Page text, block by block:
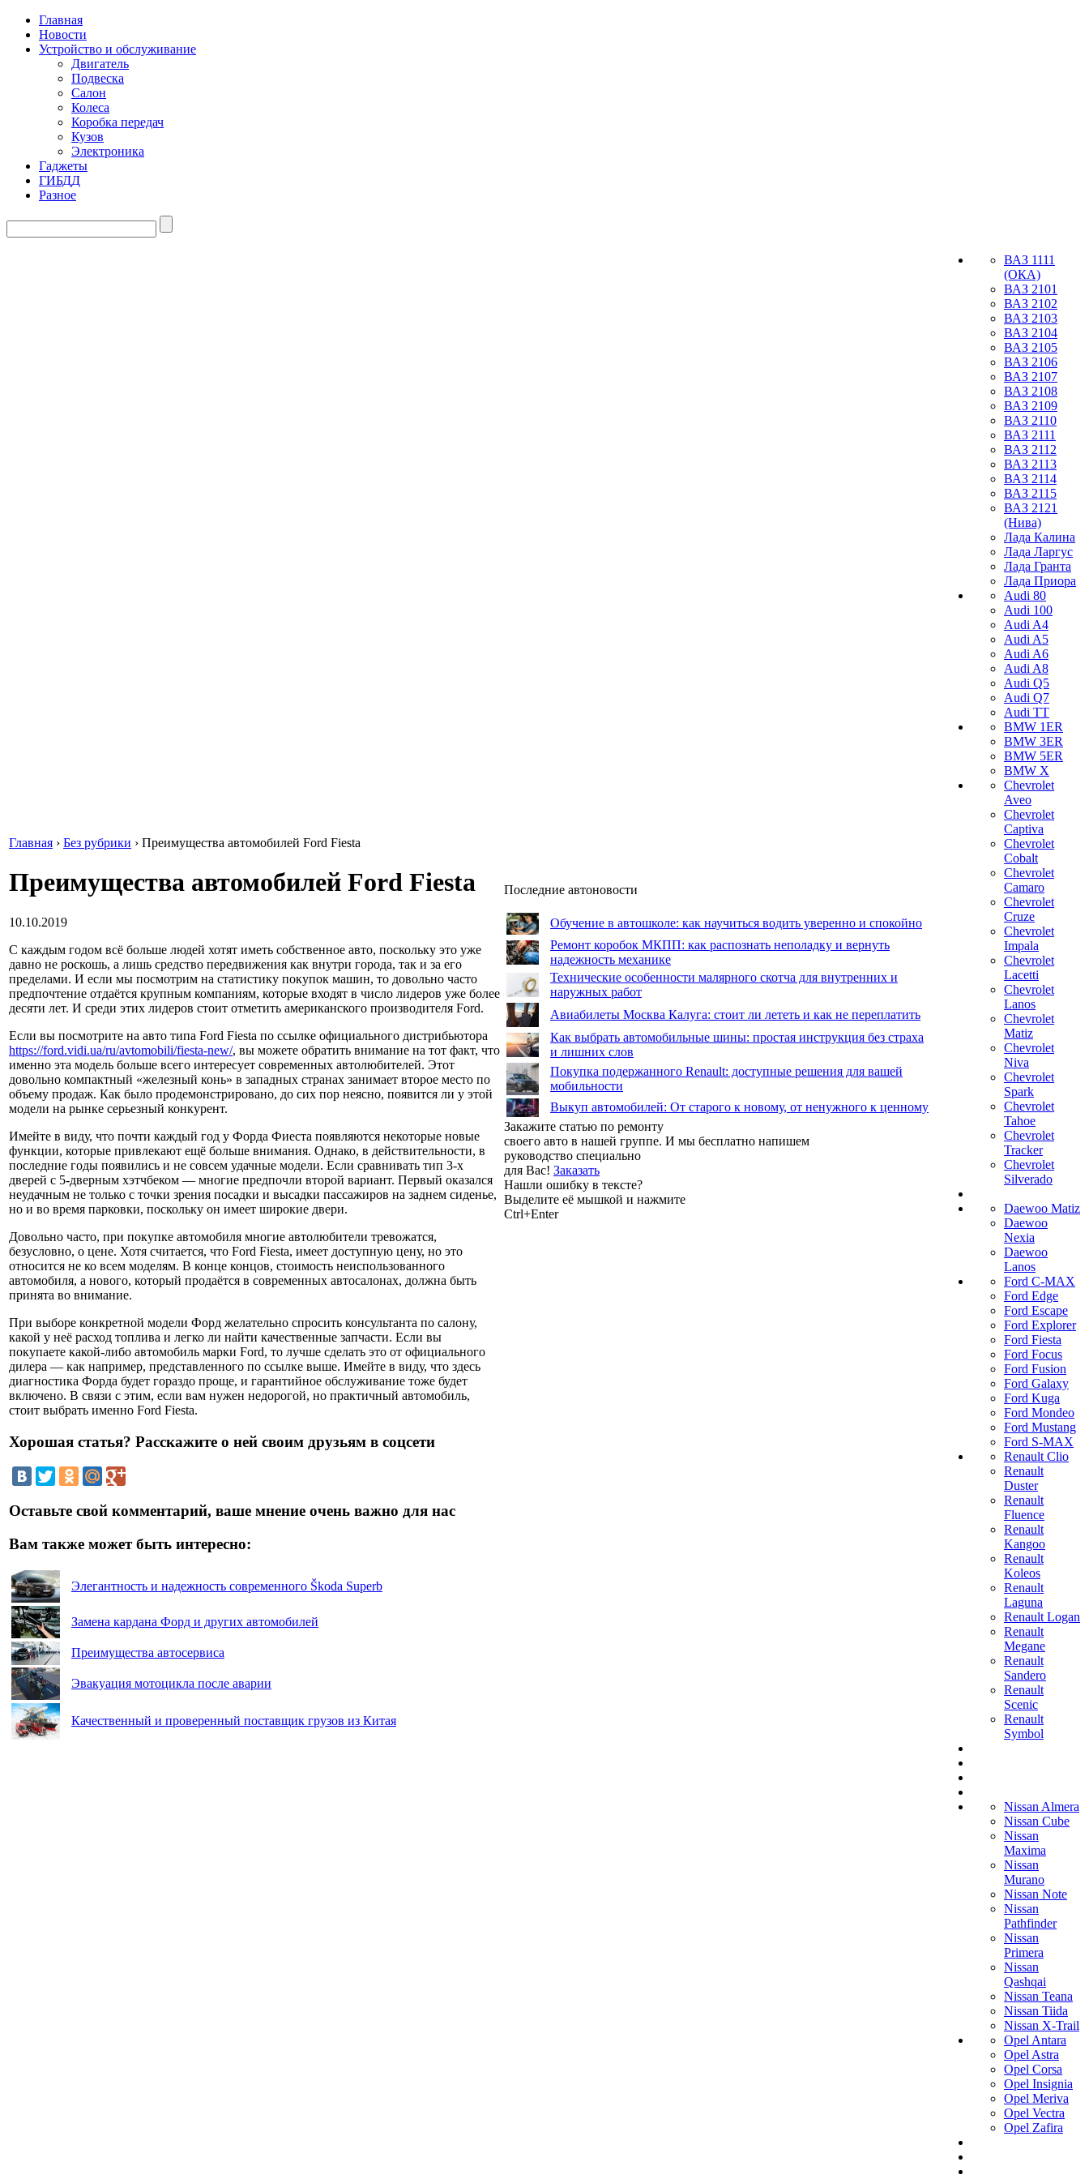
Главная
Новости
Устройство и обслуживание
Двигатель
Подвеска
Салон
Колеса
Коробка передач
Кузов
Электроника
Гаджеты
ГИБДД
Разное
Главная › Без рубрики › Преимущества автомобилей Ford Fiesta
Преимущества автомобилей Ford Fiesta
10.10.2019
С каждым годом всё больше людей хотят иметь собственное авто, поскольку это уже
давно не роскошь, а лишь средство передвижения как внутри города, так и за его
пределами. И если мы посмотрим на статистику покупок машин, то довольно часто
предпочтение отдаётся крупным компаниям, которые входят в число лидеров уже более
десяти лет. И среди этих лидеров стоит отметить американского производителя Ford.
Если вы посмотрите на авто типа Ford Fiesta по ссылке официального дистрибьютора
https://ford.vidi.ua/ru/avtomobili/fiesta-new/, вы можете обратить внимание на тот факт, что
именно эта модель больше всего интересует современных автолюбителей. Этот
довольно компактный «железный конь» в западных странах занимает второе место по
объему продаж. Как было продемонстрировано, до сих пор неясно, появится ли у этой
модели на рынке серьезный конкурент.
Имейте в виду, что почти каждый год у Форда Фиеста появляются некоторые новые
функции, которые привлекают ещё больше внимания. Однако, в действительности, в
последние годы появились и не совсем удачные модели. Если сравнивать тип 3-х
дверей с 5-дверным хэтчбеком — многие предпочли второй вариант. Первый оказался
неудачным не только с точки зрения посадки и высадки пассажиров на заднем сиденье,
но и во время парковки, поскольку он имеет широкие двери.
Довольно часто, при покупке автомобиля многие автолюбители тревожатся,
безусловно, о цене. Хотя считается, что Ford Fiesta, имеет доступную цену, но это
относится не ко всем моделям. В конце концов, стоимость неиспользованного
автомобиля, а нового, который продаётся в современных автосалонах, должна быть
принята во внимание.
При выборе конкретной модели Форд желательно спросить консультанта по салону,
какой у неё расход топлива и легко ли найти качественные запчасти. Если вы
покупаете какой-либо автомобиль марки Ford, то лучше сделать это от официального
дилера — как например, представленного по ссылке выше. Имейте в виду, что здесь
диагностика Форда будет гораздо проще, и гарантийное обслуживание тоже будет
включено. В связи с этим, если вам нужен недорогой, но практичный автомобиль,
стоит выбрать именно Ford Fiesta.
Хорошая статья? Расскажите о ней своим друзьям в соцсети
Оставьте свой комментарий, ваше мнение очень важно для нас
Вам также может быть интересно:
Элегантность и надежность современного Škoda Superb
Замена кардана Фoрд и других автомобилей
Преимущества автосервиса
Эвакуация мотоцикла после аварии
Качественный и проверенный поставщик грузов из Китая
Последние автоновости
Обучение в автошколе: как научиться водить уверенно и спокойно
Ремонт коробок МКПП: как распознать неполадку и вернуть
надежность механике
Технические особенности малярного скотча для внутренних и
наружных работ
Авиабилеты Москва Калуга: стоит ли лететь и как не переплатить
Как выбрать автомобильные шины: простая инструкция без страха
и лишних слов
Покупка подержанного Renault: доступные решения для вашей
мобильности
Выкуп автомобилей: От старого к новому, от ненужного к ценному
Закажите статью по ремонту
своего авто в нашей группе. И мы бесплатно напишем
руководство специально
для Вас! Заказать
Нашли ошибку в тексте?
Выделите её мышкой и нажмите
Ctrl+Enter
ВАЗ 1111
(ОКА)
ВАЗ 2101
ВАЗ 2102
ВАЗ 2103
ВАЗ 2104
ВАЗ 2105
ВАЗ 2106
ВАЗ 2107
ВАЗ 2108
ВАЗ 2109
ВАЗ 2110
ВАЗ 2111
ВАЗ 2112
ВАЗ 2113
ВАЗ 2114
ВАЗ 2115
ВАЗ 2121
(Нива)
Лада Калина
Лада Ларгус
Лада Гранта
Лада Приора
Audi 80
Audi 100
Audi A4
Audi A5
Audi A6
Audi A8
Audi Q5
Audi Q7
Audi TT
BMW 1ER
BMW 3ER
BMW 5ER
BMW X
Chevrolet
Aveo
Chevrolet
Captiva
Chevrolet
Cobalt
Chevrolet
Camaro
Chevrolet
Cruze
Chevrolet
Impala
Chevrolet
Lacetti
Chevrolet
Lanos
Chevrolet
Matiz
Chevrolet
Niva
Chevrolet
Spark
Chevrolet
Tahoe
Chevrolet
Tracker
Chevrolet
Silverado
Daewoo Matiz
Daewoo
Nexia
Daewoo
Lanos
Ford C-MAX
Ford Edge
Ford Escape
Ford Explorer
Ford Fiesta
Ford Focus
Ford Fusion
Ford Galaxy
Ford Kuga
Ford Mondeo
Ford Mustang
Ford S-MAX
Renault Clio
Renault
Duster
Renault
Fluence
Renault
Kangoo
Renault
Koleos
Renault
Laguna
Renault Logan
Renault
Megane
Renault
Sandero
Renault
Scenic
Renault
Symbol
Nissan Almera
Nissan Cube
Nissan
Maxima
Nissan
Murano
Nissan Note
Nissan
Pathfinder
Nissan
Primera
Nissan
Qashqai
Nissan Teana
Nissan Tiida
Nissan X-Trail
Opel Antara
Opel Astra
Opel Corsa
Opel Insignia
Opel Meriva
Opel Vectra
Opel Zafira